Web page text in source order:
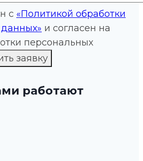
с «Политикой обработки
и согласен на
персональных
работают